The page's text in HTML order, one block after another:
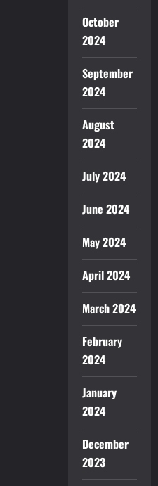
October
2024
September
2024
August
2024
July 2024
June 2024
May 2024
April 2024
March 2024
February
2024
January
2024
December
2023